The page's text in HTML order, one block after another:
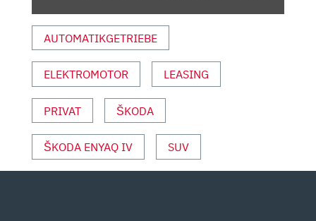
|
TEST
DIRK
BRANKE“
VON
YOUTUBE
ANZEIGEN
AUTOMATIKGETRIEBE
ELEKTROMOTOR LEASING
PRIVAT ŠKODA
ŠKODA ENYAQ IV SUV